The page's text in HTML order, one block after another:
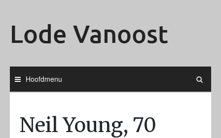
Lode Vanoost
Hoofdmenu
Neil Young, 70